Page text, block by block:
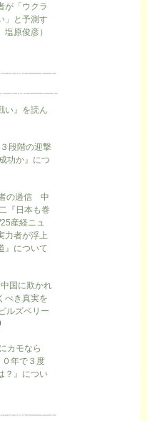
が「ウクラ
」と予測す
原俊彦）
い』を読ん
段階の迎撃
功か』につ
の過信 中
『日本も巻
産経ニュ
力者が浮上
』について
国に欺かれ
べき真実を
ルズベリー
カモなら
年で３度
？』につい